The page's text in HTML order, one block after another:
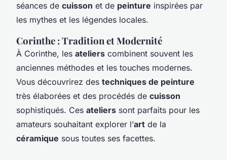
séances de cuisson et de peinture inspirées par
les mythes et les légendes locales.
Corinthe : Tradition et Modernité
À Corinthe, les ateliers combinent souvent les
anciennes méthodes et les touches modernes.
Vous découvrirez des techniques de peinture
très élaborées et des procédés de cuisson
sophistiqués. Ces ateliers sont parfaits pour les
amateurs souhaitant explorer l’art de la
céramique sous toutes ses facettes.